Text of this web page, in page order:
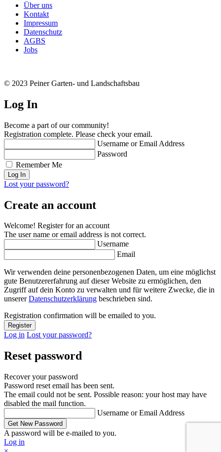
Über uns
Kontakt
Impressum
Datenschutz
AGBS
Jobs
© 2023 Peiner Garten- und Landschaftsbau
Log In
Become a part of our community!
Registration complete. Please check your email.
Username or Email Address
Password
Remember Me
Lost your password?
Create an account
Welcome! Register for an account
The user name or email address is not correct.
Username
Email
Wir verwenden deine personenbezogenen Daten, um eine möglichst
gute Benutzererfahrung auf dieser Website zu ermöglichen, den
Zugriff auf dein Konto zu verwalten und für weitere Zwecke, die in
unsererDatenschutzerklärung beschrieben sind.
Registration confirmation will be emailed to you.
Log in Lost your password?
Reset password
Recover your password
Password reset email has been sent.
The email could not be sent. Possible reason: your host may have
disabled the mail function.
Username or Email Address
A password will be e-mailed to you.
Log in